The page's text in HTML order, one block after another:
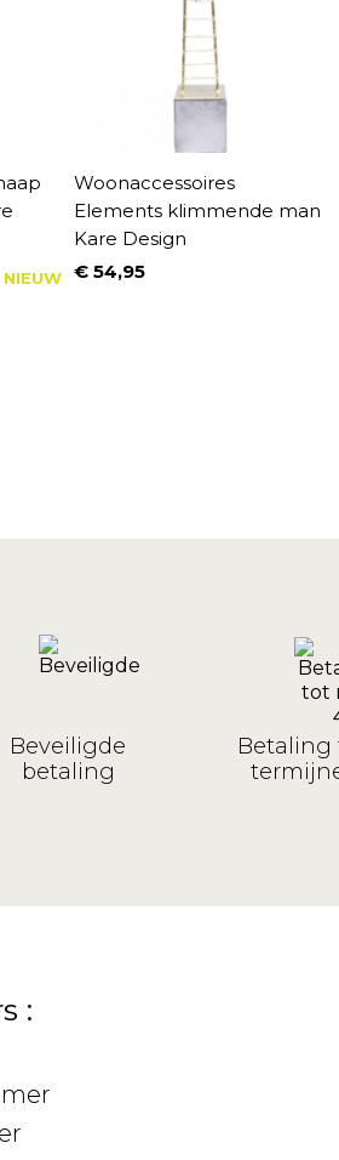
NIEUW
Woonaccessoires
Elements klimmende man
Kare Design
Prijs
€ 54,95
Beveiligde
betaling
Betaling
: